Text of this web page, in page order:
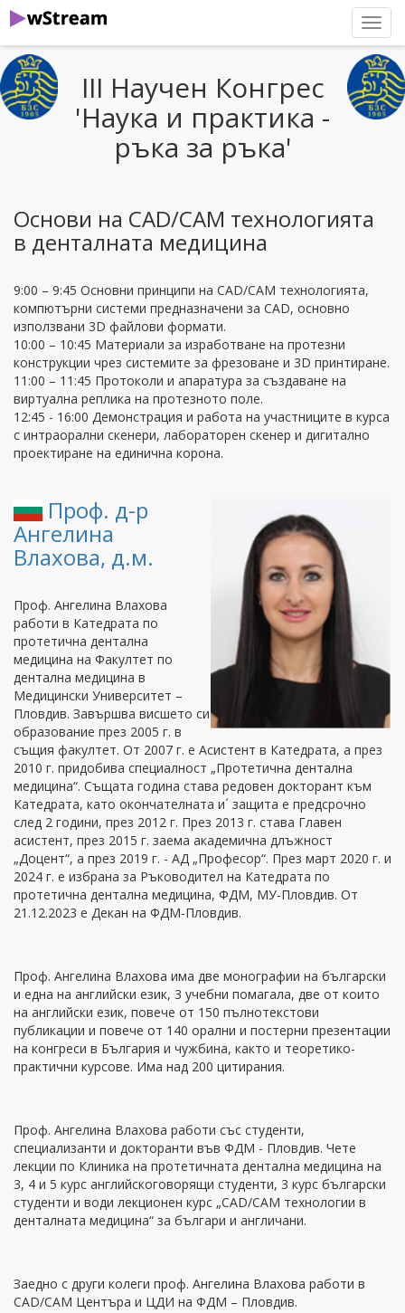
III Научен Конгрес
'Наука и практика -
ръка за ръка'
Основи на CAD/CАМ технологията
в денталната медицина
9:00 – 9:45 Основни принципи на CAD/CAM технологията,
компютърни системи предназначени за CAD, основно
използвани 3D файлови формати.
10:00 – 10:45 Материали за изработване на протезни
конструкции чрез системите за фрезоване и 3D принтиране.
11:00 – 11:45 Протоколи и апаратура за създаване на
виртуална реплика на протезното поле.
12:45 - 16:00 Демонстрация и работа на участниците в курса
с интраорални скенери, лабораторен скенер и дигитално
проектиране на единична корона.
Проф. д-р
Ангелина
Влахова, д.м.
Проф. Ангелина Влахова
работи в Катедрата по
протетична дентална
медицина на Факултет по
дентална медицина в
Медицински Университет –
Пловдив. Завършва висшето си
образование през 2005 г. в
същия факултет. От 2007 г. е Асистент в Катедрата, а през
2010 г. придобива специалност „Протетична дентална
медицина“. Същата година става редовен докторант към
Катедрата, като окончателната и´ защита е предсрочно
след 2 години, през 2012 г. През 2013 г. става Главен
асистент, през 2015 г. заема академична длъжност
„Доцент“, а през 2019 г. - АД „Професор“. През март 2020 г. и
2024 г. е избрана за Ръководител на Катедрата по
протетична дентална медицина, ФДМ, МУ-Пловдив. От
21.12.2023 е Декан на ФДМ-Пловдив.
Проф. Ангелина Влахова има две монографии на български
и една на английски език, 3 учебни помагала, две от които
на английски език, повече от 150 пълнотекстови
публикации и повече от 140 орални и постерни презентации
на конгреси в България и чужбина, както и теоретико-
практични курсове. Има над 200 цитирания.
Проф. Ангелина Влахова работи със студенти,
специализанти и докторанти във ФДМ - Пловдив. Чете
лекции по Клиника на протетичната дентална медицина на
3, 4 и 5 курс английскоговорящи студенти, 3 курс български
студенти и води лекционен курс „CAD/CAM технологии в
денталната медицина“ за българи и англичани.
Заедно с други колеги проф. Ангелина Влахова работи в
CAD/CAM Центъра и ЦДИ на ФДМ – Пловдив.